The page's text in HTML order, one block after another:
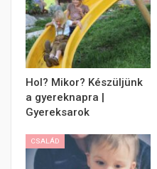
Hol? Mikor? Készüljünk
a gyereknapra |
Gyereksarok
CSALÁD